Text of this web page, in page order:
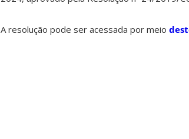
A resolução pode ser acessada por meio